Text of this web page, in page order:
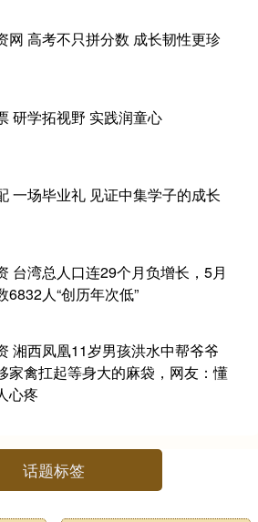
网 高考不只拼分数 成长韧性更珍
研学拓视野 实践润童心
一场毕业礼 见证中集学子的成长
台湾总人口连29个月负增长，5月
6832人“创历年次低”
湘西凤凰11岁男孩洪水中帮爷爷
家禽扛起等身大的麻袋，网友：懂
心疼
话题标签